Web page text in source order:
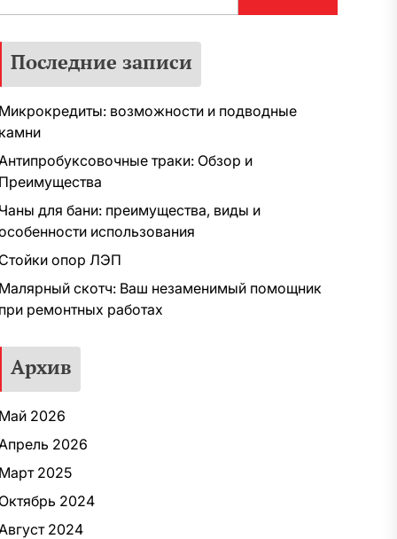
Последние записи
Микрокредиты: возможности и подводные
камни
траки: Обзор и
Преимущества
Чаны для бани: преимущества, виды и
использования
Стойки опор ЛЭП
Малярный скотч: Ваш незаменимый помощник
при ремонтных работах
Архив
Май 2026
2026
Март 2025
Октябрь 2024
2024